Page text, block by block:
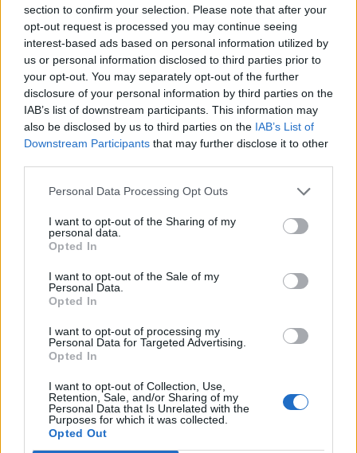
section to confirm your selection. Please note that after your
opt-out request is processed you may continue seeing
interest-based ads based on personal information utilized by
us or personal information disclosed to third parties prior to
your opt-out. You may separately opt-out of the further
disclosure of your personal information by third parties on the
IAB’s list of downstream participants. This information may
also be disclosed by us to third parties on the IAB’s List of
Downstream Participants that may further disclose it to other
Personal Data Processing Opt Outs
I want to opt-out of the Sharing of my
personal data.
Opted In
I want to opt-out of the Sale of my
Personal Data.
Opted In
I want to opt-out of processing my
Personal Data for Targeted Advertising.
Opted In
I want to opt-out of Collection, Use,
Retention, Sale, and/or Sharing of my
Personal Data that Is Unrelated with the
Purposes for which it was collected.
Opted Out
schlomil
Lebende Forenlegende
Immer wieder cool.
Rockband gesungen von zwei Teenies.
7 Mai 2023
Papagier, Magitta7070 ,schlummerleund3 anderengefällt dies.